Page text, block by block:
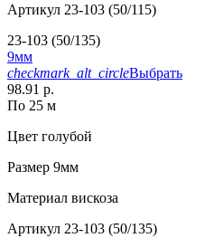
Артикул 23-103 (50/115)
23-103 (50/135)
9мм
checkmark_alt_circleВыбрать
98.91 р.
По 25 м
Цвет голубой
Размер 9мм
Материал вискоза
Артикул 23-103 (50/135)